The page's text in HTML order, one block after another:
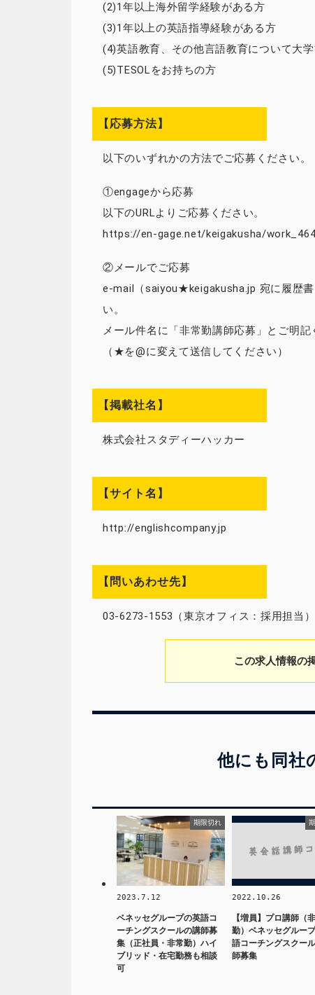
(2)1年以上海外留学経験がある方
(3)1年以上の英語指導経験がある方
(4)英語教育、その他言語教育について大
(5)TESOLをお持ちの方
【応募方法】
以下のいずれかの方法でご応募ください。
①engageから応募
以下のURLよりご応募ください。
https://en-gage.net/keigakusha/
②メールでご応募
e-mail（saiyou★keigakusha.jp 宛に履歴
い。
メール件名に「非常勤講師応募」とご明記
（★を@に変えて送信してください）
【掲載社名】
株式会社スタディーハッカー
【サイト名】
http://englishcompany.jp
【問いあわせ先】
03-6273-1553（東京オフィス：採用担当）
この求人情報の
他にも同社
期限切れ
2023.7.12
ベネッセグループの英語コ
ーチングスクールの講師募
集（正社員・非常勤）ハイ
ブリッド・在宅勤務も相談
可
2022.10.26
【増員】プロ講師（
勤）ベネッセグルー
語コーチングスクー
師募集